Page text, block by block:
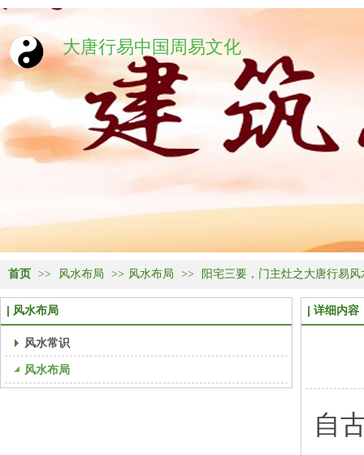
大唐行易中国周易文化
首页 >> 风水布局 >> 风水布局 >> 阳宅三要，门主灶之大唐行易风
风水布局
风水常识
风水布局
详细内容
自